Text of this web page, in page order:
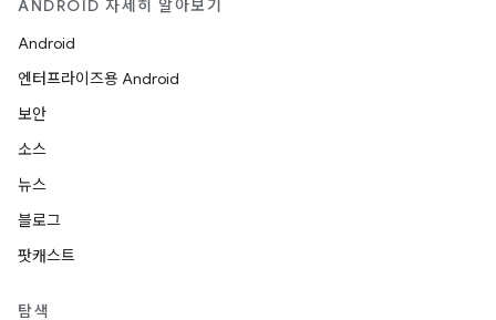
ANDROID 자세히 알아보기
Android
엔터프라이즈용 Android
보안
소스
뉴스
블로그
팟캐스트
탐색